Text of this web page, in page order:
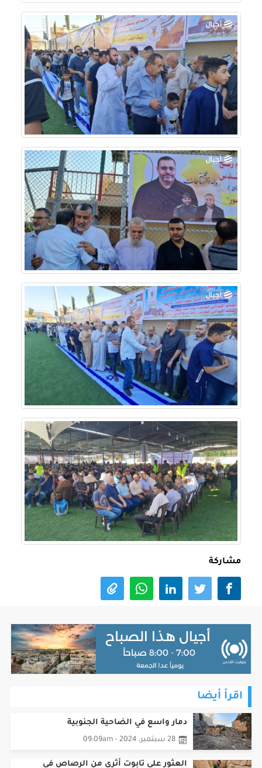
مشاركة
اقرأ أيضا
دمار واسع في الضاحية الجنوبية
28 سبتمبر، 2024 - 09:09am
العثور على تابوت أثري من الرصاص في